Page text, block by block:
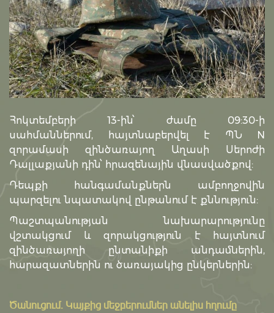
Հոկտեմբերի 13-ին՝ ժամը 09:30-ի
սահմաններում, հայտնաբերվել է ՊՆ N
զորամասի զինծառայող Աղասի Սերոժի
Դալլաքյանի դին՝ հրազենային վնասվածքով:
Դեպքի հանգամանքներն ամբողջովին
պարզելու նպատակով ընթանում է քննություն:
Պաշտպանության նախարարությունը
վշտակցում և զորակցություն է հայտնում
զինծառայողի ընտանիքի անդամներին,
հարազատներին ու ծառայակից ընկերներին:
Ծանուցում․ Կայքից մեջբերումներ անելիս հղումը